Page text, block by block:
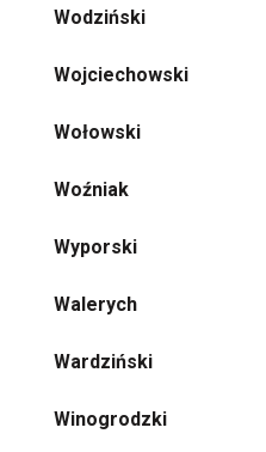
Wodziński
Wojciechowski
Wołowski
Woźniak
Wyporski
Walerych
Wardziński
Winogrodzki